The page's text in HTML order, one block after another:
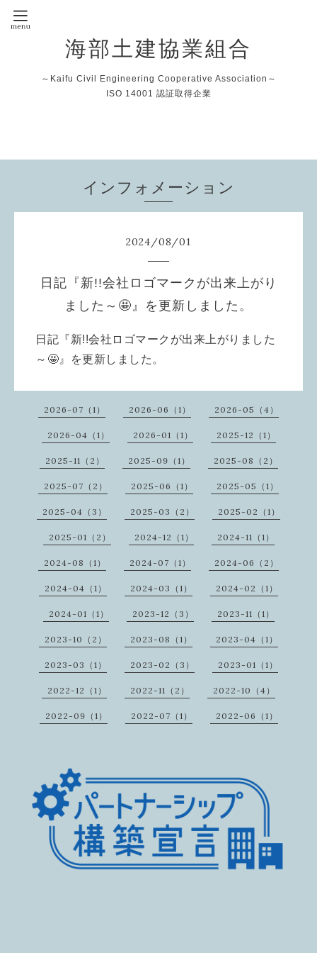
海部土建協業組合
～Kaifu Civil Engineering Cooperative Association～
ISO 14001 認証取得企業
インフォメーション
2024/08/01
日記『新!!会社ロゴマークが出来上がり
ました～🤩』を更新しました。
日記『新!!会社ロゴマークが出来上がりました
～🤩』を更新しました。
2026-07（1） 2026-06（1） 2026-05（4）
2026-04（1） 2026-01（1） 2025-12（1）
2025-11（2） 2025-09（1） 2025-08（2）
2025-07（2） 2025-06（1） 2025-05（1）
2025-04（3） 2025-03（2） 2025-02（1）
2025-01（2） 2024-12（1） 2024-11（1）
2024-08（1） 2024-07（1） 2024-06（2）
2024-04（1） 2024-03（1） 2024-02（1）
2024-01（1） 2023-12（3） 2023-11（1）
2023-10（2） 2023-08（1） 2023-04（1）
2023-03（1） 2023-02（3） 2023-01（1）
2022-12（1） 2022-11（2） 2022-10（4）
2022-09（1） 2022-07（1） 2022-06（1）